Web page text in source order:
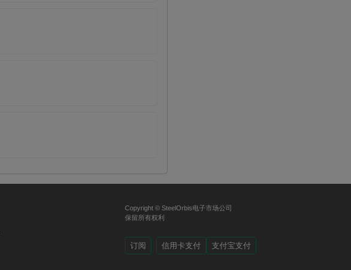
Copyright © SteelOrbis电子市场公司
保留所有权利
订阅 信用卡支付 支付宝支付